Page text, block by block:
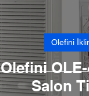
Olefini OLE-
Salon
Olefini